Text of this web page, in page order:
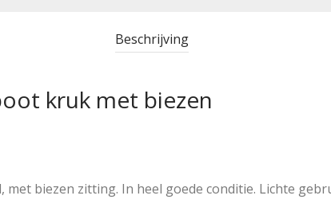
Beschrijving
kruk met biezen
biezen zitting. In heel goede conditie. Lichte